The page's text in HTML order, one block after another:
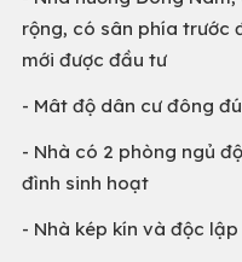
rộng, có sân phía trước
mới được đầu tư
- Mât độ dân cư đông
- Nhà có 2 phòng ngủ
đình sinh hoạt
- Nhà kép kín và độc lập